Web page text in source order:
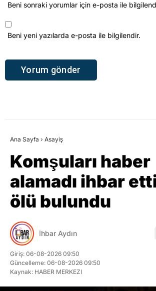
Beni sonraki yorumlar için e-posta ile
Beni yeni yazılarda e-posta ile bilgilendir.
Ana Sayfa › Asayiş
Komşuları haber
alamadı ihbar
ölü bulundu
İhbar Aydın
Giriş: 06-08-2026 09:50
Güncelleme: 06-08-2026 09:50
Kaynak: HABER MERKEZI